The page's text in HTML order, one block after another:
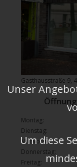
Gasthausstraße 9,
Montag:
Dienstag:
Mittwochs:
Donnerstag:
Freitag:
Unser
Um diese